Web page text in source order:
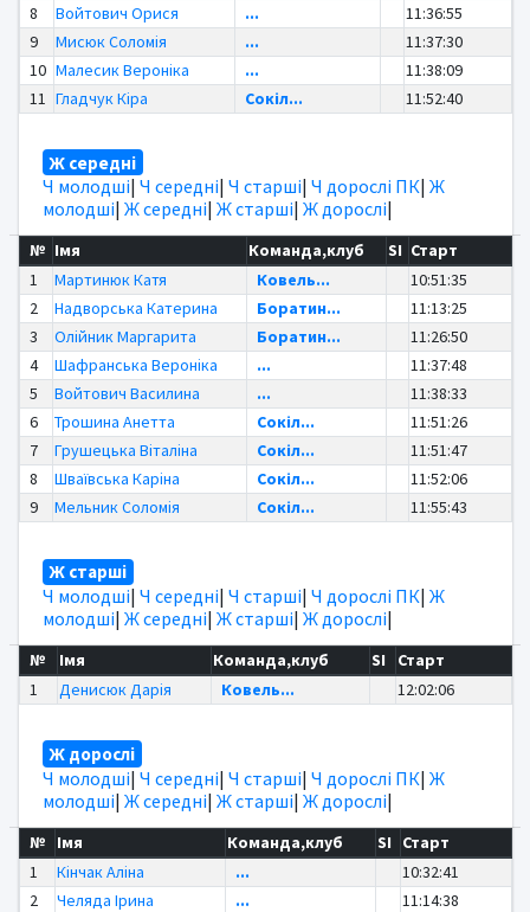
8
Войтович Орися ...
11:36:55
9
Мисюк Соломія ...
11:37:30
10 Малесик Вероніка ...
11:38:09
11 Гладчук Кіра Сокіл... 11:52:40
Ж середні
Ч молодші| Ч середні| Ч старші| Ч дорослі ПК| Ж
молодші| Ж середні| Ж старші| Ж дорослі|
№ Імя Команда,клуб SI Старт
1
Мартинюк Катя Ковель...
10:51:35
2
Надворська Катерина Боратин...
11:13:25
3
Олійник Маргарита Боратин...
11:26:50
4
Шафранська Вероніка ...
11:37:48
5
Войтович Василина ...
11:38:33
6
Трошина Анетта Сокіл...
11:51:26
7
Грушецька Віталіна Сокіл...
11:51:47
8
Шваївська Каріна Сокіл...
11:52:06
9
Мельник Соломія Сокіл... 11:55:43
Ж старші
Ч молодші| Ч середні| Ч старші| Ч дорослі ПК| Ж
молодші| Ж середні| Ж старші| Ж дорослі|
№ Імя Команда,клуб SI
Старт
1
Денисюк Дарія Ковель... 12:02:06
Ж дорослі
Ч молодші| Ч середні| Ч старші| Ч дорослі ПК| Ж
молодші| Ж середні| Ж старші| Ж дорослі|
№ Імя Команда,клуб SI
Старт
1
Кінчак Аліна ...
10:32:41
2
Челяда Ірина ...
11:14:38